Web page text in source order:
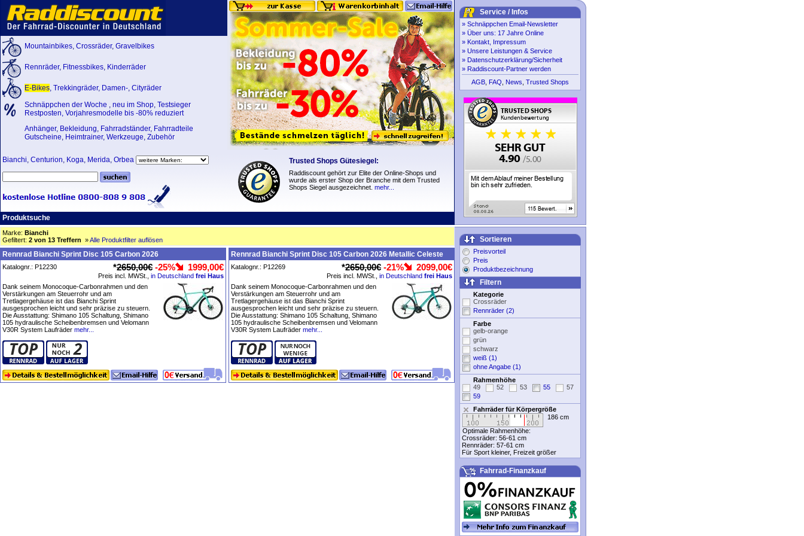
Mountainbikes, Crossräder, Gravelbikes
Rennräder, Fitnessbikes, Kinderräder
E-Bikes, Trekkingräder, Damen-, Cityräder
Schnäppchen der Woche , neu im Shop, Testsieger
Restposten, Vorjahresmodelle bis -80% reduziert
Anhänger, Bekleidung, Fahrradständer, Fahrradteile
Gutscheine, Heimtrainer, Werkzeuge, Zubehör
Service / Infos
» Schnäppchen Email-Newsletter
» Über uns: 17 Jahre Online
» Kontakt, Impressum
» Unsere Leistungen & Service
» Datenschutzerklärung/Sicherheit
» Raddiscount-Partner werden
AGB FAQ News Trusted Shops
Bianchi, Centurion, Koga, Merida, Orbea Trusted Shops Gütesiegel:
Raddiscount gehört zur Elite der Online-Shops und
wurde als erster Shop der Branche mit dem Trusted
Shops Siegel ausgezeichnet. mehr...
Produktsuche
Marke: Bianchi
Gefiltert: 2 von 13 Treffern »Alle Produktfilter auflösen
Rennrad Bianchi Sprint Disc 105 Carbon 2026
Katalognr.: P12230 *2650,00€ -25% 1999,00€
Preis incl. MWSt., in Deutschland frei Haus
Dank seinem Monocoque-Carbonrahmen und den
Verstärkungen am Steuerrohr und am
Tretlagergehäuse ist das Bianchi Sprint
ausgesprochen leicht und sehr präzise zu steuern.
Die Ausstattung: Shimano 105 Schaltung, Shimano
105 hydraulische Scheibenbremsen und Velomann
V30R System Laufräder mehr...
Rennrad Bianchi Sprint Disc 105 Carbon 2026 Metallic Celeste
Katalognr.: P12269 *2650,00€ -21% 2099,00€
Preis incl. MWSt., in Deutschland frei Haus
Dank seinem Monocoque-Carbonrahmen und den
Verstärkungen am Steuerrohr und am
Tretlagergehäuse ist das Bianchi Sprint
ausgesprochen leicht und sehr präzise zu steuern.
Die Ausstattung: Shimano 105 Schaltung, Shimano
105 hydraulische Scheibenbremsen und Velomann
V30R System Laufräder mehr...
Sortieren
Preisvorteil
Preis
Produktbezeichnung
Filtern
Kategorie
Crossräder
Rennräder (2)
Farbe
gelb-orange
grün
schwarz
weiß (1)
ohne Angabe (1)
Rahmenhöhe
49
52 53 55
57
59
Fahrräder für Körpergröße
186 cm
Optimale Rahmenhöhe:
Crossräder: 56-61 cm
Rennräder: 57-61 cm
Für Sport kleiner, Freizeit größer
Fahrrad-Finanzkauf